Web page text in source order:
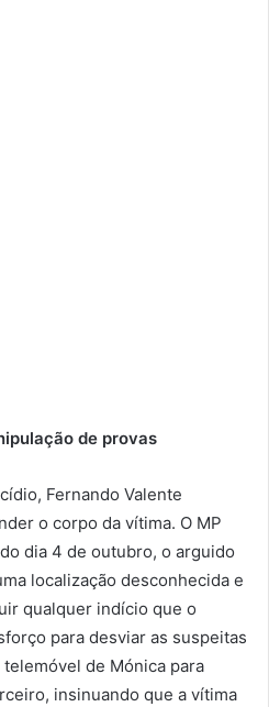
de provas
Fernando Valente
o corpo da vítima. O MP
dia 4 de outubro, o arguido
localização desconhecida e
qualquer indício que o
para desviar as suspeitas
de Mónica para
insinuando que a vítima